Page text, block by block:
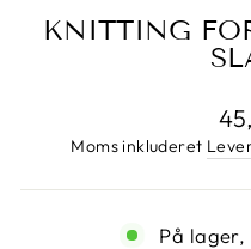
KNITTING
Moms inkluderet
På